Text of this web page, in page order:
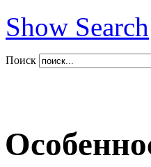
Show Search
Поиск